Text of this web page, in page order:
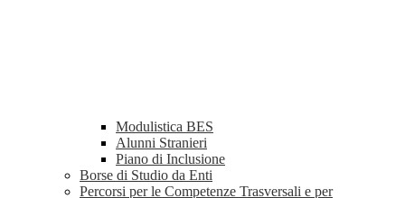
Modulistica BES
Alunni Stranieri
Piano di Inclusione
Borse di Studio da Enti
Percorsi per le Competenze Trasversali e per